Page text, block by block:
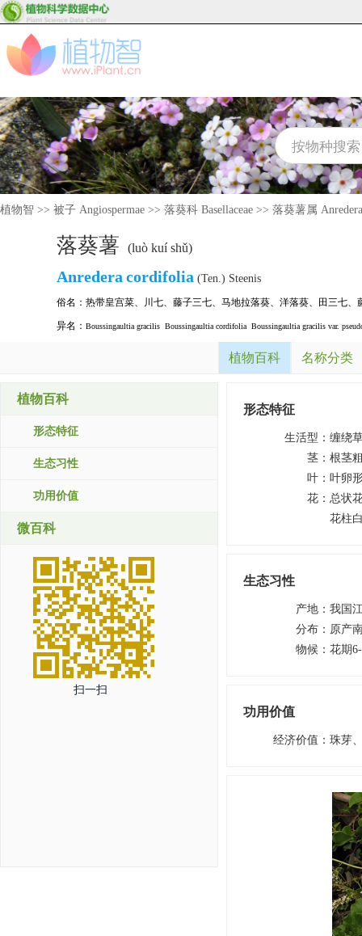
植物智 >> 被子 Angiospermae >> 落葵科 Basellaceae >> 落葵薯属 Anredera
落葵薯 (luò kuí shǔ)
Anredera cordifolia (Ten.) Steenis
俗名： 热带皇宫菜、 川七、 藤子三七、 马地拉落葵、 洋落葵、 田三七、
异名： Boussingaultia gracilis Boussingaultia cordifolia Boussingaultia gracilis var.
植物百科 名称分类
植物百科
形态特征
生态习性
功用价值
微百科
扫一扫
形态特征
生活型 ： 缠绕
茎 ： 根茎
叶 ： 叶卵
花 ： 总状
花柱
生态习性
产地 ： 我国
分布 ： 原产
物候 ： 花期
功用价值
经济价值 ： 珠芽